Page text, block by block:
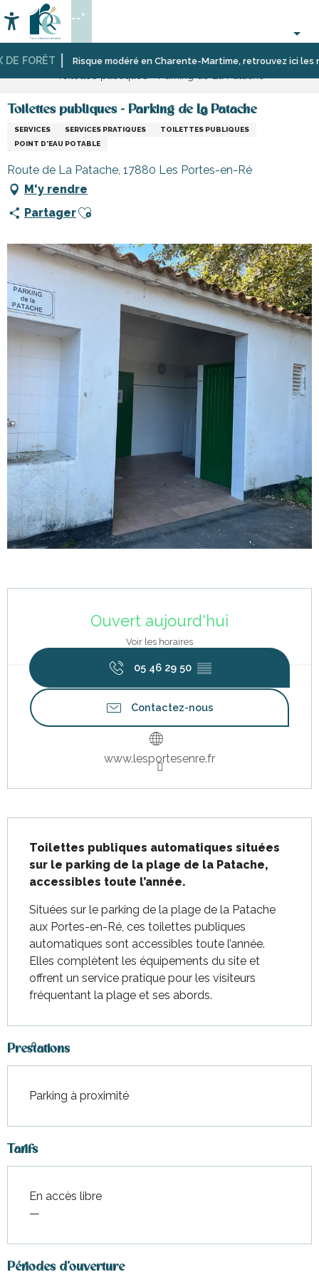
au
contenu
principal
FORÊT Risque modéré en Charente-Martime, retrouvez ici les
Accessibilité
Recherche
--°
Accueil S’informerCommerces,
services
Commerces
de
l’île
de
Toilettes publiques - Parking de La Patache
SERVICES SERVICES PRATIQUES
TOILETTES PUBLIQUES
POINT D'EAU POTABLE
Route de La Patache, 17880 Les Portes-en-Ré
M'y rendre
PartagerAjouter aux favoris
Ouvert aujourd'hui
Voir les horaires
05 46 29 50 ▒▒
Contactez-nous
www.lesportesenre.fr
Toilettes publiques automatiques situées
sur le parking de la plage de la Patache,
accessibles toute l’année.
Situées sur le parking de la plage de la Patache
aux Portes-en-Ré, ces toilettes publiques
automatiques sont accessibles toute l’année.
Elles complètent les équipements du site et
offrent un service pratique pour les visiteurs
fréquentant la plage et ses abords.
Prestations
Parking à proximité
Tarifs
En accès libre
—
Périodes d'ouverture